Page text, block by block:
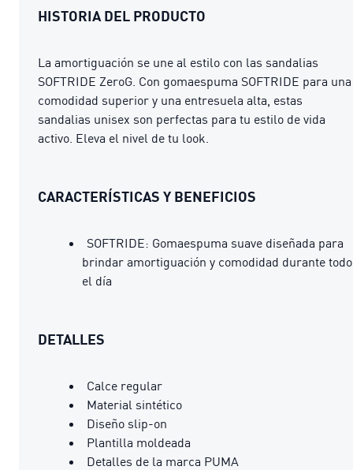
HISTORIA DEL PRODUCTO
La amortiguación se une al estilo con las sandalias
SOFTRIDE ZeroG. Con gomaespuma SOFTRIDE para una
comodidad superior y una entresuela alta, estas
sandalias unisex son perfectas para tu estilo de vida
activo. Eleva el nivel de tu look.
CARACTERÍSTICAS Y BENEFICIOS
SOFTRIDE: Gomaespuma suave diseñada para
brindar amortiguación y comodidad durante todo
el día
DETALLES
Calce regular
Material sintético
Diseño slip-on
Plantilla moldeada
Detalles de la marca PUMA